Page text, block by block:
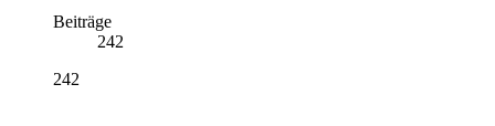
Beiträge
242
242